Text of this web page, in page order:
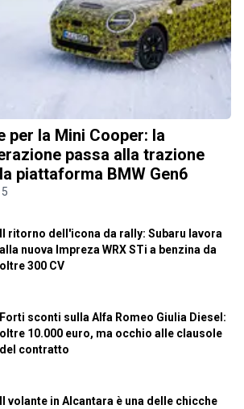
per la Mini Cooper: la
passa alla trazione
piattaforma BMW Gen6
Il ritorno dell'icona da rally: Subaru lavora
alla nuova Impreza WRX STi a benzina da
oltre 300 CV
Forti sconti sulla Alfa Romeo Giulia Diesel:
oltre 10.000 euro, ma occhio alle clausole
del contratto
Il volante in Alcantara è una delle chicche